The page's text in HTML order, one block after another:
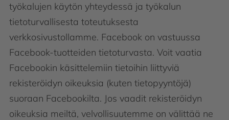
työkalujen käytön yhteydessä ja työkalun
tietoturvallisesta toteutuksesta
verkkosivustollamme. Facebook on vastuussa
Facebook-tuotteiden tietoturvasta. Voit vaatia
Facebookin käsittelemiin tietoihin liittyviä
rekisteröidyn oikeuksia (kuten tietopyyntöjä)
suoraan Facebookilta. Jos vaadit rekisteröidyn
oikeuksia meiltä, velvollisuutemme on välittää ne